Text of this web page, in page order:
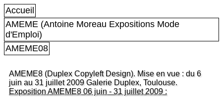
Accueil
AMEME (Antoine Moreau Expositions Mode
d'Emploi)
AMEME08
AMEME8 (Duplex Copyleft Design). Mise en vue : du 6
juin au 31 juillet 2009 Galerie Duplex, Toulouse.
Exposition AMEME8 06 juin - 31 juillet 2009 :